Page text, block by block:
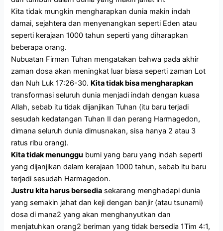
Kita tidak mungkin mengharapkan dunia makin indah
damai, sejahtera dan menyenangkan seperti Eden atau
seperti kerajaan 1000 tahun seperti yang diharapkan
beberapa orang.
Nubuatan Firman Tuhan mengatakan bahwa pada akhir
zaman dosa akan meningkat luar biasa seperti zaman Lot
dan Nuh Luk 17:26-30. Kita tidak bisa mengharapkan
transformasi seluruh dunia menjadi indah dengan kuasa
Allah, sebab itu tidak dijanjikan Tuhan (itu baru terjadi
sesudah kedatangan Tuhan II dan perang Harmagedon,
dimana seluruh dunia dimusnakan, sisa hanya 2 atau 3
ratus ribu orang).
Kita tidak menunggu bumi yang baru yang indah seperti
yang dijanjikan dalam kerajaan 1000 tahun, sebab itu baru
terjadi sesudah Harmagedon.
Justru kita harus bersedia sekarang menghadapi dunia
yang semakin jahat dan keji dengan banjir (atau tsunami)
dosa di mana2 yang akan menghanyutkan dan
menjatuhkan orang2 beriman yang tidak bersedia 1Tim 4:1,